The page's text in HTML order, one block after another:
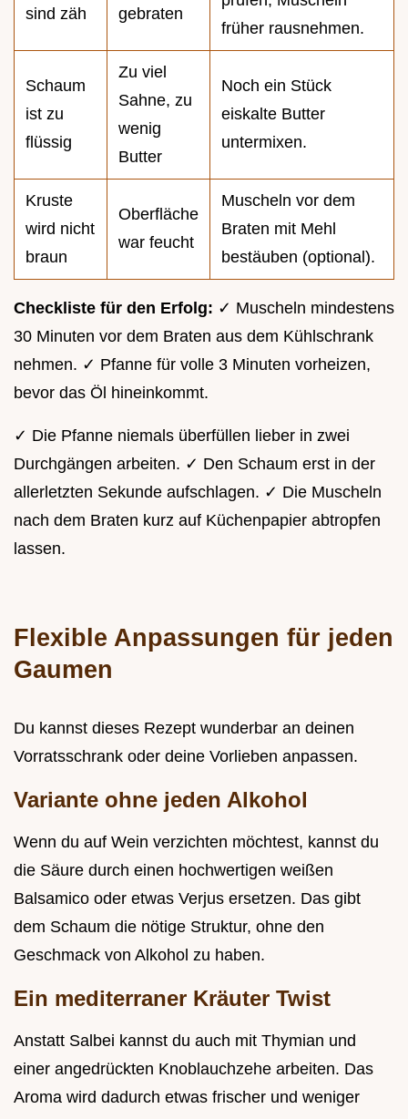
sind zäh
gebraten
früher rausnehmen.
Schaum
ist zu
flüssig
Zu viel
Sahne, zu
wenig
Butter
Noch ein Stück
eiskalte Butter
untermixen.
Kruste
wird nicht
braun
Oberfläche
war feucht
Muscheln vor dem
Braten mit Mehl
bestäuben (optional).
Checkliste für den Erfolg: ✓ Muscheln mindestens
30 Minuten vor dem Braten aus dem Kühlschrank
nehmen. ✓ Pfanne für volle 3 Minuten vorheizen,
bevor das Öl hineinkommt.
✓ Die Pfanne niemals überfüllen lieber in zwei
Durchgängen arbeiten. ✓ Den Schaum erst in der
allerletzten Sekunde aufschlagen. ✓ Die Muscheln
nach dem Braten kurz auf Küchenpapier abtropfen
lassen.
Flexible Anpassungen für jeden
Gaumen
Du kannst dieses Rezept wunderbar an deinen
Vorratsschrank oder deine Vorlieben anpassen.
Variante ohne jeden Alkohol
Wenn du auf Wein verzichten möchtest, kannst du
die Säure durch einen hochwertigen weißen
Balsamico oder etwas Verjus ersetzen. Das gibt
dem Schaum die nötige Struktur, ohne den
Geschmack von Alkohol zu haben.
Ein mediterraner Kräuter Twist
Anstatt Salbei kannst du auch mit Thymian und
einer angedrückten Knoblauchzehe arbeiten. Das
Aroma wird dadurch etwas frischer und weniger